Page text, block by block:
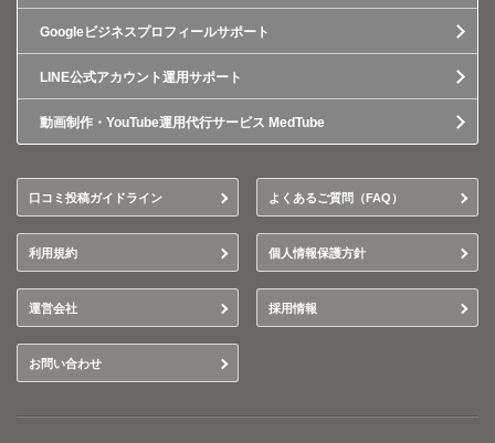
Googleビジネスプロフィールサポート
LINE公式アカウント運用サポート
動画制作・YouTube運用代行サービス MedTube
口コミ投稿ガイドライン よくあるご質問（FAQ）
利用規約 個人情報保護方針
運営会社 採用情報
お問い合わせ